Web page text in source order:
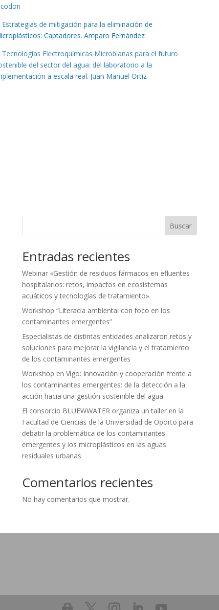
Estrategias de mitigación para la eliminación de
Captadores. Amparo Fernández
Tecnologías Electroquímicas Microbianas para el futuro
del sector del agua: del laboratorio a la
a escala real. Juan Manuel Ortiz
Buscar
Entradas recientes
Webinar «Gestión de residuos fármacos en efluentes
hospitalarios: retos, impactos en ecosistemas
acuáticos y tecnologías de tratamiento»
Workshop “Literacia ambiental con foco en los
contaminantes emergentes”
Especialistas de distintas entidades analizaron retos y
soluciones para mejorar la vigilancia y el tratamiento
de los contaminantes emergentes
Workshop en Vigo: Innovación y cooperación frente a
los contaminantes emergentes: de la detección a la
acción hacia una gestión sostenible del agua
El consorcio BLUEWWATER organiza un taller en la
Facultad de Ciencias de la Universidad de Oporto para
debatir la problemática de los contaminantes
emergentes y los microplásticos en las aguas
residuales urbanas
Comentarios recientes
No hay comentarios que mostrar.